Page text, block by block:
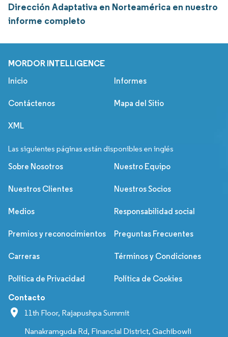
Dirección Adaptativa en Norteamérica en nuestro
informe completo
MORDOR INTELLIGENCE
Inicio Informes
Contáctenos Mapa del Sitio
XML
Las siguientes páginas están disponibles en inglés
Sobre Nosotros Nuestro Equipo
Nuestros Clientes Nuestros Socios
Medios Responsabilidad social
Premios y reconocimientos Preguntas Frecuentes
Carreras Términos y Condiciones
Política de Privacidad Política de Cookies
Contacto
11th Floor, Rajapushpa Summit
Nanakramguda Rd, Financial District, Gachibowli